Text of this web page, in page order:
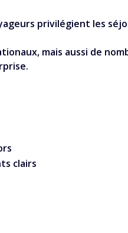
privilégient les
mais aussi de
clairs